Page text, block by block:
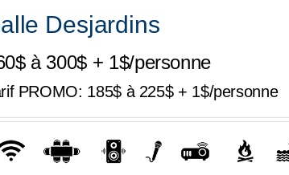
Desjardins
à 300$ + 1$/personne
PROMO: 185$ à 225$ + 1$/personne